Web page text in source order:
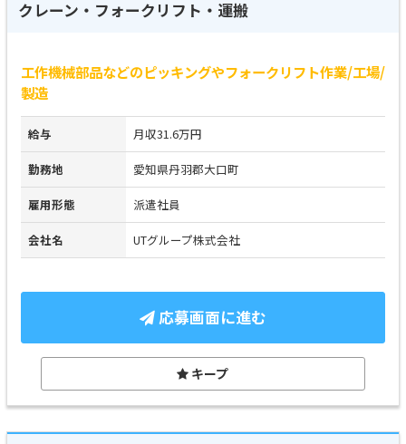
クレーン・フォークリフト・運搬
工作機械部品などのピッキングやフォークリフト作業/工場/
製造
給与 月収31.6万円
勤務地 愛知県丹羽郡大口町
雇用形態 派遣社員
会社名 UTグループ株式会社
応募画面に進む
キープ